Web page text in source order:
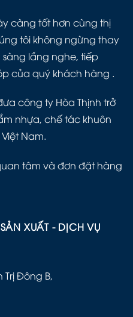
càng tốt hơn cùng thị
tôi không ngừng thay
sàng lắng nghe, tiếp
của quý khách hàng .
công ty Hòa Thịnh trở
nhựa, chế tác khuôn
Nam.
tâm và đơn đặt hàng
XUẤT - DỊCH VỤ
Trị Đông B,